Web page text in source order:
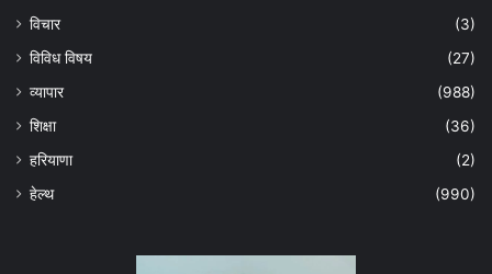
विचार
(3)
विविध विषय
(27)
व्यापार
(988)
शिक्षा
(36)
हरियाणा
(2)
हेल्‍थ
(990)